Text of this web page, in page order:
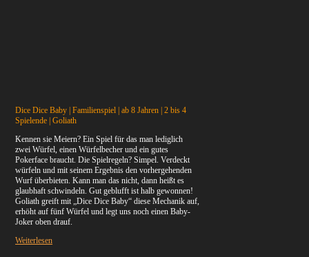
Dice Dice Baby | Familienspiel | ab 8 Jahren | 2 bis 4
Spielende | Goliath
Kennen sie Meiern? Ein Spiel für das man lediglich
zwei Würfel, einen Würfelbecher und ein gutes
Pokerface braucht. Die Spielregeln? Simpel. Verdeckt
würfeln und mit seinem Ergebnis den vorhergehenden
Wurf überbieten. Kann man das nicht, dann heißt es
glaubhaft schwindeln. Gut geblufft ist halb gewonnen!
Goliath greift mit „Dice Dice Baby“ diese Mechanik auf,
erhöht auf fünf Würfel und legt uns noch einen Baby-
Joker oben drauf.
Weiterlesen